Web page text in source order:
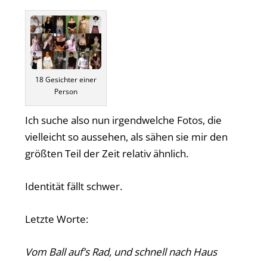
18 Gesichter einer
Person
Ich suche also nun irgendwelche Fotos, die
vielleicht so aussehen, als sähen sie mir den
größten Teil der Zeit relativ ähnlich.
Identität fällt schwer.
Letzte Worte:
Vom Ball auf’s Rad, und schnell nach Haus